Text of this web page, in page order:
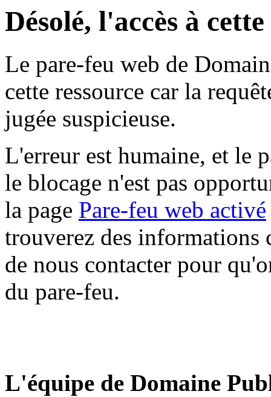
Désolé, l'accès à
Le pare-feu web de
cette ressource car la
jugée suspicieuse.
L'erreur est humaine, et le
le blocage n'est pas
la page Pare-feu web activé
trouverez des informations
de nous contacter pour
du pare-feu.
L'équipe de Domaine